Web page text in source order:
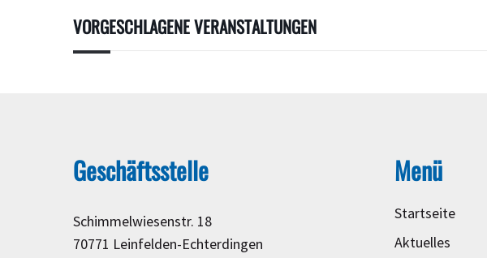
VORGESCHLAGENE VERANSTALTUNGEN
Geschäftsstelle
Schimmelwiesenstr. 18
70771 Leinfelden-Echterdingen
Menü
Startseite
Aktuelles